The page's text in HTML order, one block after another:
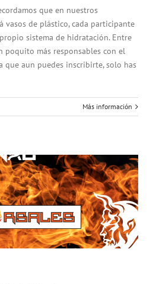
que en nuestros
vasos de plástico, cada participante
sistema de hidratación. Entre
poquito más responsables con el
que aun puedes inscribirte, solo has
Más información